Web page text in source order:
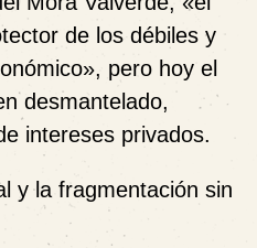
de los débiles y
pero hoy el
desmantelado,
intereses privados.
y la fragmentación sin